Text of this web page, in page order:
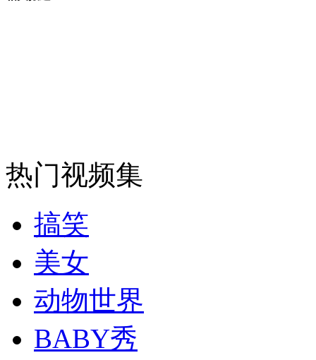
女孩北京地铁殴打老人 痛下狠手拳打脚踢
无痛分娩是否安全 医生回应
外交部：有关国家言论片面不公正
热门视频集
搞笑
美女
动物世界
BABY秀